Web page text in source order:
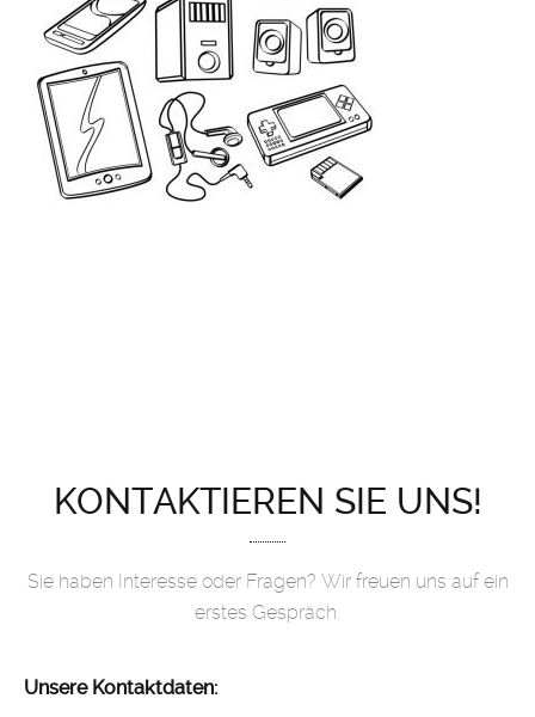
KONTAKTIEREN SIE UNS!
Sie haben Interesse oder Fragen? Wir freuen uns auf ein
erstes Gespräch.
Unsere Kontaktdaten: